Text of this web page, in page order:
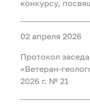
конкурсу,
02 апреля 2026
Протокол
«Ветеран-
2026 г. № 21